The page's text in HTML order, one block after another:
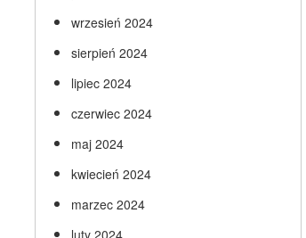
wrzesień 2024
sierpień 2024
lipiec 2024
czerwiec 2024
maj 2024
kwiecień 2024
marzec 2024
luty 2024